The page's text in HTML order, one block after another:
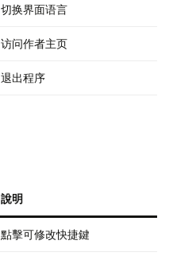
切换界面语言
访问作者主页
退出程序
說明
點擊可修改快捷鍵